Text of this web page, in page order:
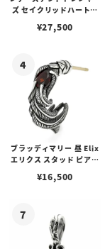
ズ セイクリッドハートピ
¥27,500
ブラッディマリー 昼 Elix
エリクス スタッド ピアス
¥16,500